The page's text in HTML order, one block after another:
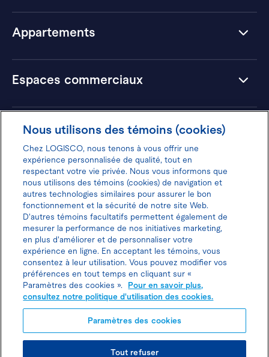
Joindre l’agent de location
Appartements
Espaces commerciaux
Hôtels
Donnez votre avis pour gagner 100$
Politique d'utilisation des cookies
Politique de protection des
renseignements personnels
Nous utilisons des témoins (cookies)
Chez LOGISCO, nous tenons à vous offrir une
expérience personnalisée de qualité, tout en
respectant votre vie privée. Nous vous informons que
nous utilisons des témoins (cookies) de navigation et
autres technologies similaires pour assurer le bon
fonctionnement et la sécurité de notre site Web.
D'autres témoins facultatifs permettent également de
mesurer la performance de nos initiatives marketing,
en plus d'améliorer et de personnaliser votre
expérience en ligne. En acceptant les témoins, vous
consentez à leur utilisation. Vous pouvez modifier vos
préférences en tout temps en cliquant sur «
Paramètres des cookies ».
Pour en savoir plus,
consultez notre politique d'utilisation des cookies.
Paramètres des cookies
Tout refuser